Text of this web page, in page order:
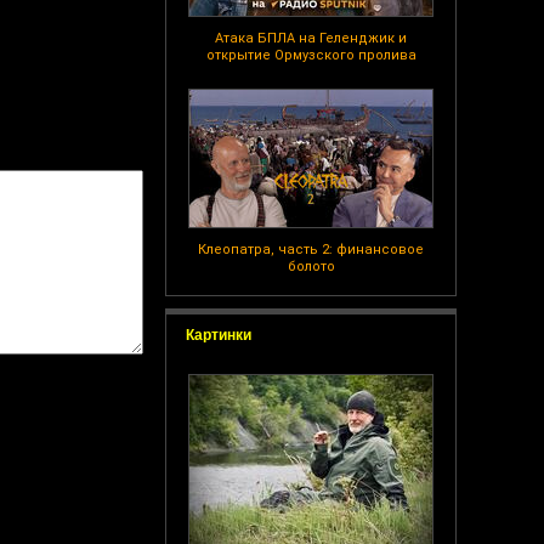
Атака БПЛА на Геленджик и
открытие Ормузского пролива
Клеопатра, часть 2: финансовое
болото
Картинки